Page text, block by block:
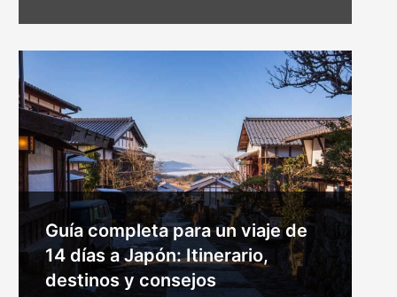
Guía completa para un viaje de
14 días a Japón: Itinerario,
destinos y consejos